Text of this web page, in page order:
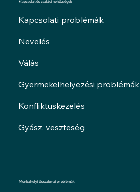
Kapcsolati problémák
Nevelés
Válás
Gyermekelhelyezési problémák
Konfliktuskezelés
Gyász, veszteség
Munkahelyi és szakmai problémák